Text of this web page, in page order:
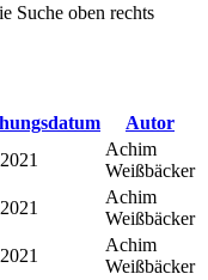
Suche oben rechts
Autor
Achim
Weißbäcker
Achim
Weißbäcker
Achim
Weißbäcker